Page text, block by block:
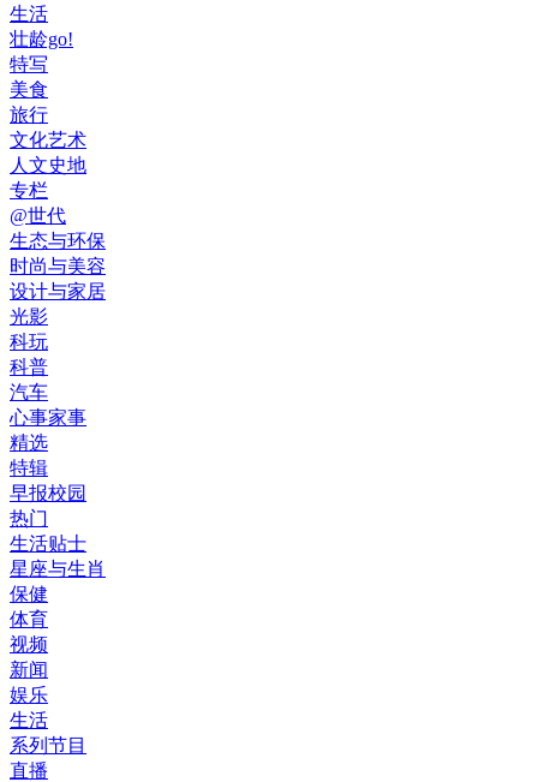
生活
壮龄go!
特写
美食
旅行
文化艺术
人文史地
专栏
@世代
生态与环保
时尚与美容
设计与家居
光影
科玩
科普
汽车
心事家事
精选
特辑
早报校园
热门
生活贴士
星座与生肖
保健
体育
视频
新闻
娱乐
生活
系列节目
直播